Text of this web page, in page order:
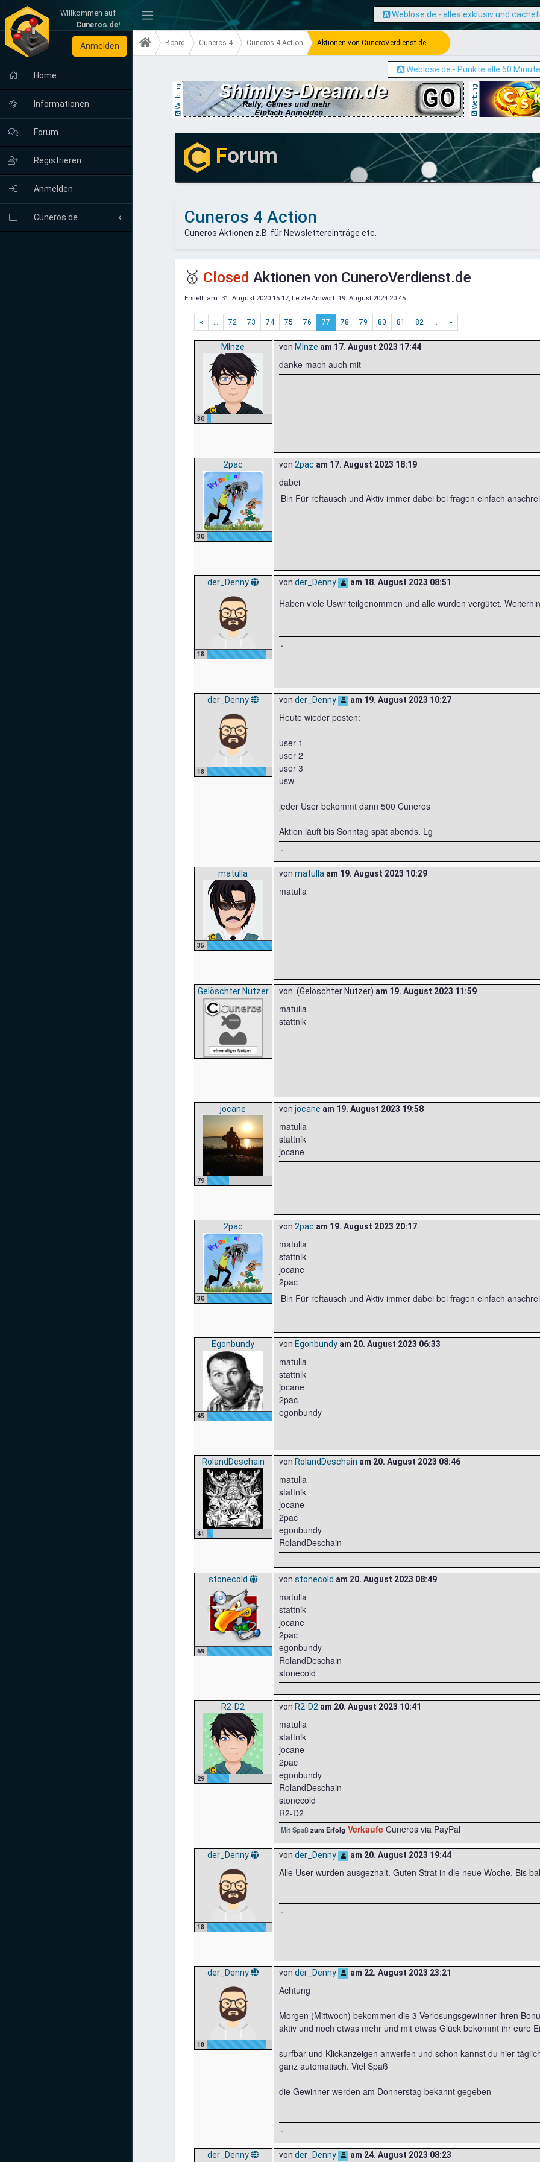
Willkommen auf
Cuneros.de!
- Weblose.de - alles exklusiv und
Anmelden
Home
Informationen
Forum
Registrieren
Anmelden
Cuneros.de
Board Cuneros 4 Cuneros 4 Action Aktionen von CuneroVerdienst.de
Weblose.de - Punkte alle 60
Werbung Werbung
Forum
Cuneros 4 Action
Cuneros Aktionen z.B. für Newslettereinträge etc.
🥇 Closed Aktionen von CuneroVerdienst.de
Erstellt am: 31. August 2020 15:17, Letzte Antwort: 19. August 2024 20:45
« … 72 73 74 75 76 77 78 79 80 81 82 … »
MInze
30
von MInze am 17. August 2023 17:44
danke mach auch mit
2pac
30
von 2pac am 17. August 2023 18:19
dabei
Bin Für reftausch und Aktiv immer dabei bei fragen einfach
der_Denny
18
von der_Denny am 18. August 2023 08:51
Haben viele Uswr teilgenommen und alle wurden vergütet.
.
der_Denny
18
von der_Denny am 19. August 2023 10:27
Heute wieder posten:
user 1
user 2
user 3
usw
jeder User bekommt dann 500 Cuneros
Aktion läuft bis Sonntag spät abends. Lg
.
matulla
35
von matulla am 19. August 2023 10:29
matulla
Gelöschter Nutzer von (Gelöschter Nutzer) am 19. August 2023 11:59
matulla
stattnik
jocane
79
von jocane am 19. August 2023 19:58
matulla
stattnik
jocane
2pac
30
von 2pac am 19. August 2023 20:17
matulla
stattnik
jocane
2pac
Bin Für reftausch und Aktiv immer dabei bei fragen einfach
Egonbundy
45
von Egonbundyam 20. August 2023 06:33
matulla
stattnik
jocane
2pac
egonbundy
RolandDeschain
41
von RolandDeschain am 20. August 2023 08:46
matulla
stattnik
jocane
2pac
egonbundy
RolandDeschain
stonecold
69
von stonecold am 20. August 2023 08:49
matulla
stattnik
jocane
2pac
egonbundy
RolandDeschain
stonecold
R2-D2
29
von R2-D2 am 20. August 2023 10:41
matulla
stattnik
jocane
2pac
egonbundy
RolandDeschain
stonecold
R2-D2
Mit Spaßzum Erfolg Verkaufe Cuneros via PayPal
der_Denny
18
von der_Denny am 20. August 2023 19:44
Alle User wurden ausgezhalt. Guten Strat in die neue Woche. Bis
.
der_Denny
18
von der_Denny am 22. August 2023 23:21
Achtung
Morgen (Mittwoch) bekommen die 3 Verlosungsgewinner ihren
aktiv und noch etwas mehr und mit etwas Glück bekommt ihr eure
surfbar und Klickanzeigen anwerfen und schon kannst du hier
ganz automatisch. Viel Spaß
die Gewinner werden am Donnerstag bekannt gegeben
.
der_Denny von der_Denny am 24. August 2023 08:23